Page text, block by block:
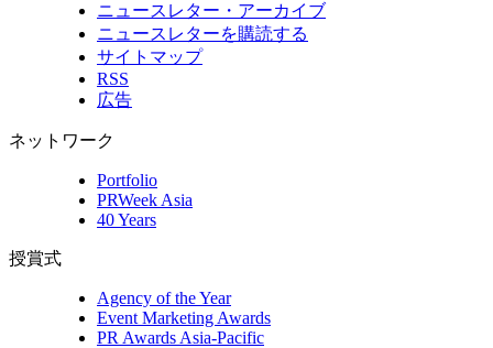
ニュースレター・アーカイブ
ニュースレターを購読する
サイトマップ
RSS
広告
ネットワーク
Portfolio
PRWeek Asia
40 Years
授賞式
Agency of the Year
Event Marketing Awards
PR Awards Asia-Pacific